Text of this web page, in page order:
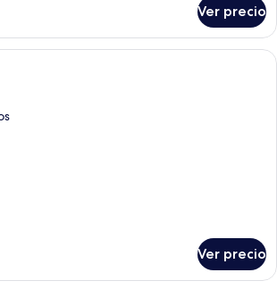
Ver precio
Una mujer sentada en una cama con
Ver precio